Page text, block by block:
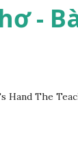
-
Hand The